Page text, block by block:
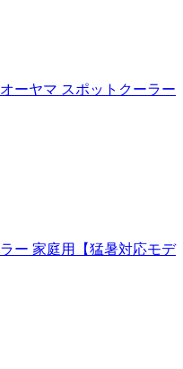
ーヤマ スポットクーラー
ー 家庭用【猛暑対応モデ